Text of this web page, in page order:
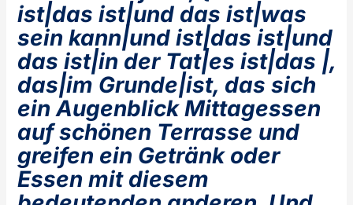
ist|das ist|und das ist|was
sein kann|und ist|das ist|und
das ist|in der Tat|es ist|das |,
das|im Grunde|ist, das sich
ein Augenblick Mittagessen
auf schönen Terrasse und
greifen ein Getränk oder
Essen mit diesem